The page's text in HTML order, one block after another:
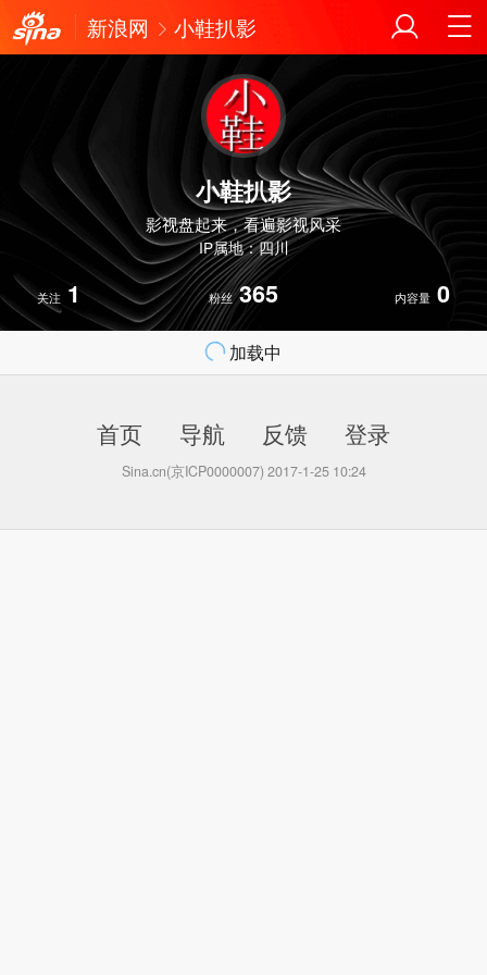
新浪网 小鞋扒影
小鞋扒影
影视盘起来，看遍影视风采
IP属地：四川
关注 1 粉丝 365 内容量 0
加载中
首页 导航 反馈 登录
Sina.cn(京ICP0000007) 2017-1-25 10:24